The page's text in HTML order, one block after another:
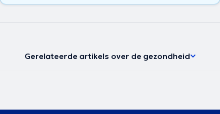
Gerelateerde artikels over de gezondheid